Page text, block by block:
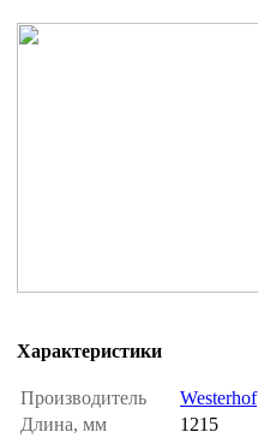
Характеристики
Производитель
Westerhof
Длина, мм
1215